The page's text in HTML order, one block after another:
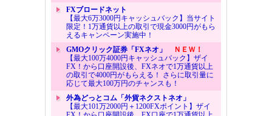
FXブロードネット
【最大6万3000円キャッシュバック】当サイト
限定！1万通貨以上の取引で現金3000円がもら
えるキャンペーン実施中！
GMOクリック証券「FXネオ」
ＮＥＷ！
【最大100万4000円キャッシュバック】ザイ
FX！から口座開設後、FXネオで1万通貨以上
の取引で4000円がもらえる！ さらに取引量に
応じて最大100万円のチャンスも！
外為どっとコム「外貨ネクストネオ」
【最大101万2000円＋1200FXポイント】ザイ